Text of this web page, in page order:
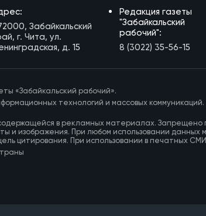
Забайкальский
г. Чита, ул.
д. 15
Редакция газеты
"Забайкальский
рабочий":
8 (3022) 35-56-15
«Забайкальский рабочий».
технологий и массовых
в рекламных материалах.
и изображения. При любом использовании
цитирования. При использовании в печатных